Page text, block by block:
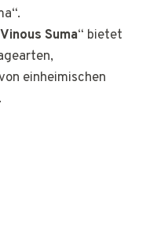
Suma“ bietet
einheimischen